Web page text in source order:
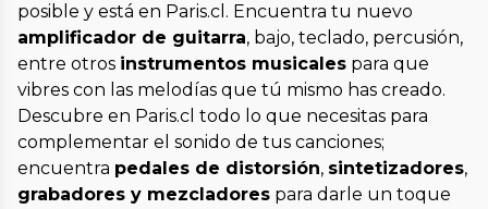
posible y está en Paris.cl. Encuentra tu nuevo
amplificador de guitarra, bajo, teclado, percusión,
entre otros instrumentos musicales para que
vibres con las melodías que tú mismo has creado.
Descubre en Paris.cl todo lo que necesitas para
complementar el sonido de tus canciones;
encuentra pedales de distorsión, sintetizadores,
grabadores y mezcladores para darle un toque